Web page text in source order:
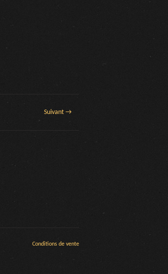
Suivant →
Conditions de vente